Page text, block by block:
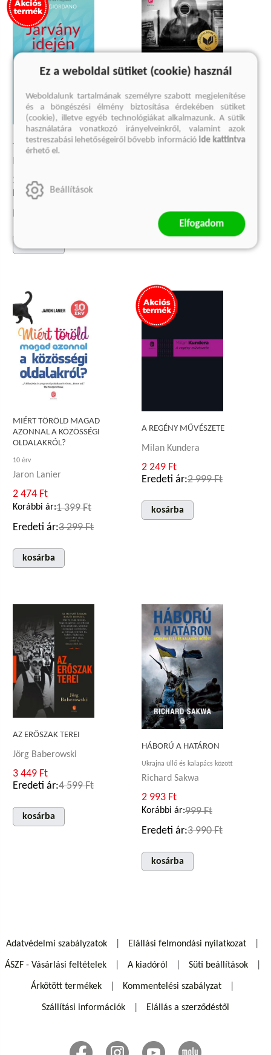
JÁRVÁNY IDEJÉN
2 249 Ft
Korábbi ár:900 Ft
JÖVŐNK A MÚLT
kosárba
MIÉRT TÖRÖLD MAGAD
AZONNAL A KÖZÖSSÉGI
OLDALAKRÓL?
10 érv
Jaron Lanier
2 474 Ft
Korábbi ár:1 399 Ft
Eredeti ár:3 299 Ft
kosárba
A REGÉNY MŰVÉSZETE
Milan Kundera
2 249 Ft
Eredeti ár:2 999 Ft
kosárba
AZ ERŐSZAK TEREI
Jörg Baberowski
3 449 Ft
Eredeti ár:4 599 Ft
kosárba
HÁBORÚ A HATÁRON
Ukrajna üllő és kalapács között
Richard Sakwa
2 993 Ft
Korábbi ár:999 Ft
Eredeti ár:3 990 Ft
kosárba
Adatvédelmi szabályzatok Elállási felmondási nyilatkozat
ÁSZF - Vásárlási feltételek A kiadóról Süti beállítások
Árkötött termékek Kommentelési szabályzat
Szállítási információk Elállás a szerződéstől
Ez a weboldal sütiket (cookie) használ
Weboldalunk tartalmának személyre szabott megjelenítése
és a böngészési élmény biztosítása érdekében sütiket
(cookie), illetve egyéb technológiákat alkalmazunk. A sütik
használatára vonatkozó irányelveinkről, valamint azok
testreszabási lehetőségeiről bővebb információ ide kattintva
érhető el.
Beállítások
Elfogadom